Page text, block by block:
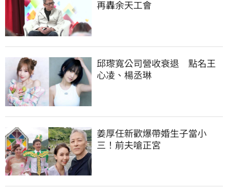
再轟余天工會
邱瓈寬公司營收衰退　點名王
心凌、楊丞琳
姜厚任新歡爆帶婚生子當小
三！前夫嗆正宮